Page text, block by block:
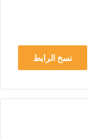
نسخ الرابط